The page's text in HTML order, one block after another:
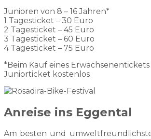
Junioren von 8 – 16 Jahren*
1 Tagesticket – 30 Euro
2 Tagesticket – 45 Euro
3 Tagesticket – 60 Euro
4 Tagesticket – 75 Euro
*Beim Kauf eines Erwachsenentickets
Juniorticket kostenlos
Anreise ins Eggental
Am besten und